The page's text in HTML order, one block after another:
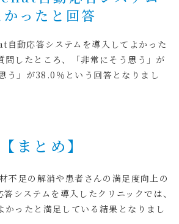
ったと回答
自動応答システムを導入してよかった
問したところ、「非常にそう思う」が
う」が38.0％という回答となりまし
【まとめ】
不足の解消や患者さんの満足度向上の
システムを導入したクリニックでは、
かったと満足している結果となりまし